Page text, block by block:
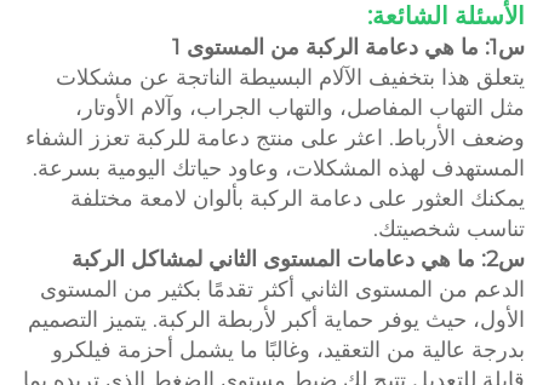
الأسئلة الشائعة:
س1: ما هي دعامة الركبة من المستوى 1
يتعلق هذا بتخفيف الآلام البسيطة الناتجة عن مشكلات
مثل التهاب المفاصل، والتهاب الجراب، وآلام الأوتار،
وضعف الأرباط. اعثر على منتج دعامة للركبة تعزز الشفاء
المستهدف لهذه المشكلات، وعاود حياتك اليومية بسرعة.
يمكنك العثور على دعامة الركبة بألوان لامعة مختلفة
تناسب شخصيتك.
س2: ما هي دعامات المستوى الثاني لمشاكل الركبة
الدعم من المستوى الثاني أكثر تقدمًا بكثير من المستوى
الأول، حيث يوفر حماية أكبر لأربطة الركبة. يتميز التصميم
بدرجة عالية من التعقيد، وغالبًا ما يشمل أحزمة فيلكرو